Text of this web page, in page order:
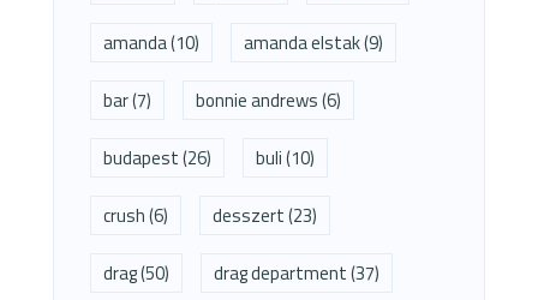
amanda(10) amanda elstak(9)
bar(7) bonnie andrews(6)
budapest(26) buli(10)
crush(6) desszert(23)
drag(50) drag department(37)